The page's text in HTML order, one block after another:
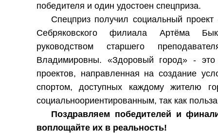
победителя и один удостоен спецприза.
Спецприз получил социальный
Себряковского филиала Артёма
руководством старшего
Владимировны. «Здоровый город» - это
проектов, направленная на создание
спортом, доступных каждому жителю
социальноориентированным, так как
Поздравляем победителей и
воплощайте их в реальность!